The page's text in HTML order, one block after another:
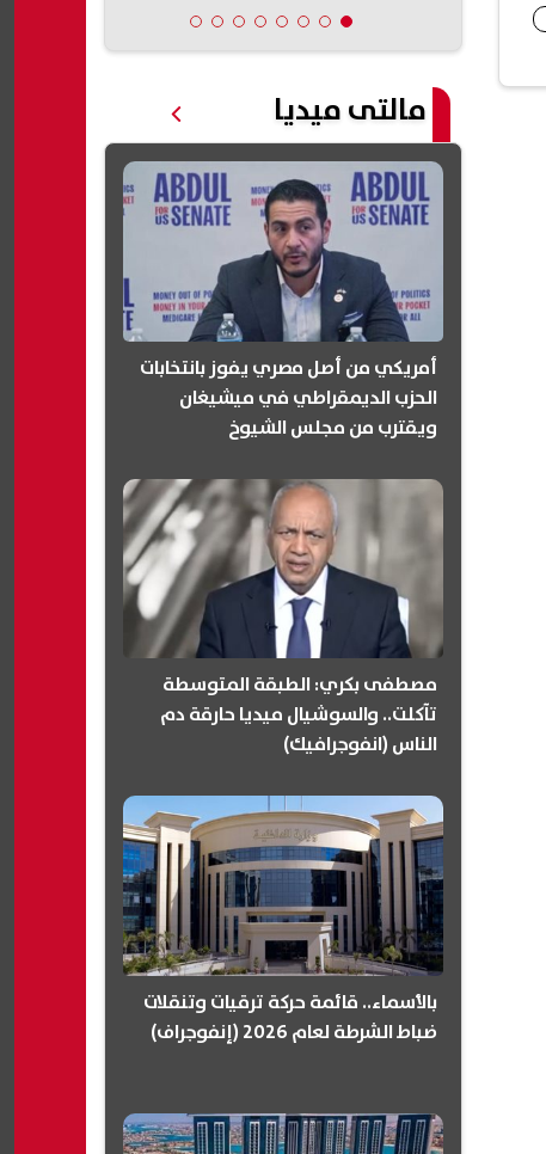
مالتى ميديا
أمريكي من أصل مصري يفوز بانتخابات
الحزب الديمقراطي في ميشيغان
ويقترب من مجلس الشيوخ
مصطفى بكري: الطبقة المتوسطة
تآكلت.. والسوشيال ميديا حارقة دم
الناس (انفوجرافيك)
بالأسماء.. قائمة حركة ترقيات وتنقلات
ضباط الشرطة لعام 2026 (إنفوجراف)